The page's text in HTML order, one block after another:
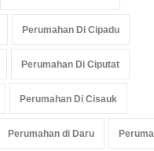
Perumahan Di Cipadu
Perumahan Di Ciputat
Perumahan Di Cisauk
Perumahan di Daru